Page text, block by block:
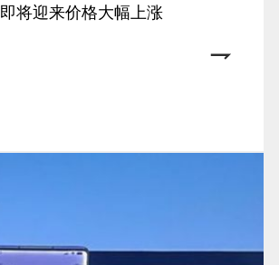
将迎来价格大幅上涨